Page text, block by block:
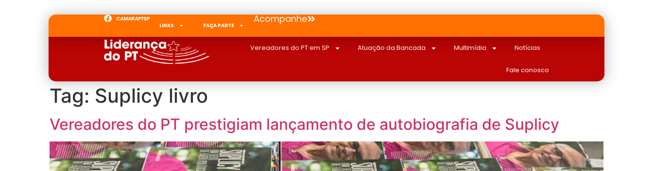
CAMARAPTSP
LINKS
FAÇA PARTE
Acompanhe
Vereadores do PT em SP Atuação da Bancada Multimídia Notícias
Fale conosco
Tag: Suplicy livro
Vereadores do PT prestigiam lançamento de autobiografia de Suplicy